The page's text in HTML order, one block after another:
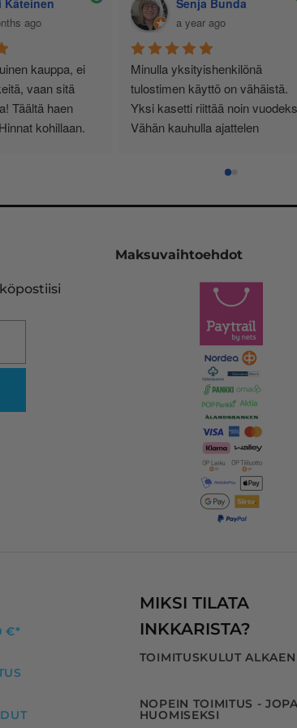
ago
kauppa, ei
vaan sitä
Täältä haen
kohillaan.
a year ago
Minulla yksityishenkilönä
tulostimen käyttö on vähäistä.
Yksi kasetti riittää noin
Vähän kauhulla ajattelen
edelleen oikean ja tulostimeeni
heidän sivujensa kautta uuden
vastaavan. Tulostinmerkkien
sekä kasettien runsaus on
viidakko, missä en halua rämpiä.
Siksi on olemassa tällekin
saralla ammattilaiset.
Vaikka mustakasetin koodi olikin
reilussa vuodessa muuttunut,
heidän ohjelmansa ehdotti
oikeaa vastaavaa yhteensopivaa
kasettia, jonka myös uskalsin
Maksuvaihtoehdot
€*
MIKSI TILATA
INKKARISTA?
TOIMITUSKULUT
NOPEIN TOIMITUS - JOPA
HUOMISEKSI